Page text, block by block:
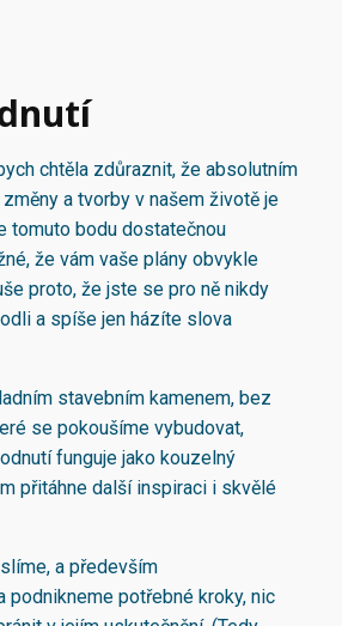
chtěla zdůraznit, že absolutním
a tvorby v našem životě je
tomuto bodu dostatečnou
že vám vaše plány obvykle
proto, že jste se pro ně nikdy
a spíše jen házíte slova
stavebním kamenem, bez
se pokoušíme vybudovat,
funguje jako kouzelný
přitáhne další inspiraci i skvělé
a především
podnikneme potřebné kroky, nic